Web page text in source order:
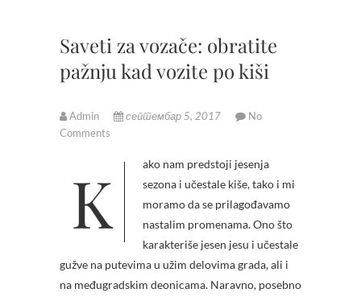
Saveti za vozače: obratite
pažnju kad vozite po kiši
Admin септембар 5, 2017
No
Comments
Kako nam predstoji jesenja
sezona i učestale kiše, tako i mi
moramo da se prilagođavamo
nastalim promenama.Ono što
karakteriše jesen jesu i učestale
gužve na putevima u užim delovima grada, ali i
na međugradskim deonicama. Naravno, posebno